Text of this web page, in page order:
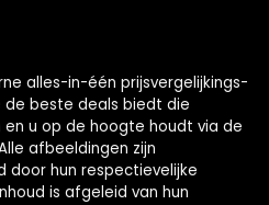
alles-in-één prijsvergelijkings-
beste deals biedt die
u op de hoogte houdt via de
afbeeldingen zijn
door hun respectievelijke
is afgeleid van hun